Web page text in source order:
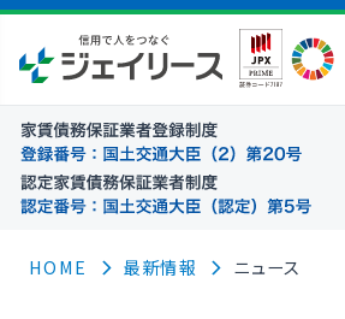
HOME 最新情報 ニュース